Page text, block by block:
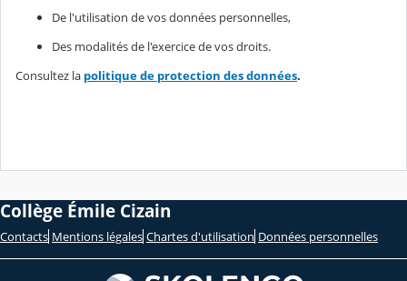
De l'utilisation de vos données personnelles,
Des modalités de l'exercice de vos droits.
Consultez la politique de protection des données.
Collège Émile Cizain
Contacts Mentions légales Chartes d'utilisation Données personnelles